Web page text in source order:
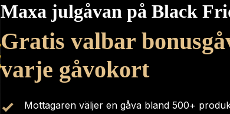
Maxa julgåvan på Black
Gratis valbar
varje gåvokort
Mottagaren väljer en gåva bland 500+